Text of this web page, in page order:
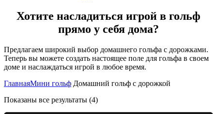
Хотите насладиться игрой в гольф
прямо у себя дома?
Предлагаем широкий выбор домашнего гольфа с дорожками.
Теперь вы можете создать настоящее поле для гольфа в своем
доме и наслаждаться игрой в любое время.
ГлавнаяМини гольф Домашний гольф с дорожкой
Показаны все результаты (4)